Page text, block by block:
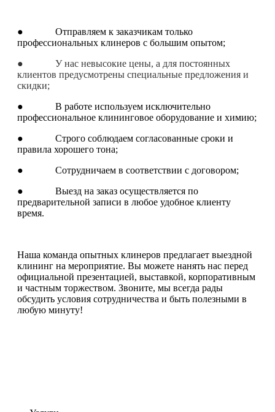
● Отправляем к заказчикам только
профессиональных клинеров с большим опытом;
● У нас невысокие цены, а для постоянных
клиентов предусмотрены специальные предложения и
скидки;
● В работе используем исключительно
профессиональное клининговое оборудование и химию;
● Строго соблюдаем согласованные сроки и
правила хорошего тона;
● Сотрудничаем в соответствии с договором;
● Выезд на заказ осуществляется по
предварительной записи в любое удобное клиенту
время.
Наша команда опытных клинеров предлагает выездной
клининг на мероприятие. Вы можете нанять нас перед
официальной презентацией, выставкой, корпоративным
и частным торжеством. Звоните, мы всегда рады
обсудить условия сотрудничества и быть полезными в
любую минуту!